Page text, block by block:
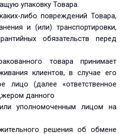
упаковку Товара.
либо повреждений Товара,
и (или) транспортировки,
обязательств перед
товара принимает
клиентов, в случае его
лицо (далее «ответственное
данного
уполномоченным лицом на
решения об обмене